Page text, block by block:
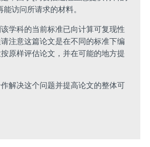
访问所请求的材料。
学科的当前标准已向计算可复现性
注意这篇论文是在不同的标准下编
原样评估论文，并在可能的地方提
解决这个问题并提高论文的整体可